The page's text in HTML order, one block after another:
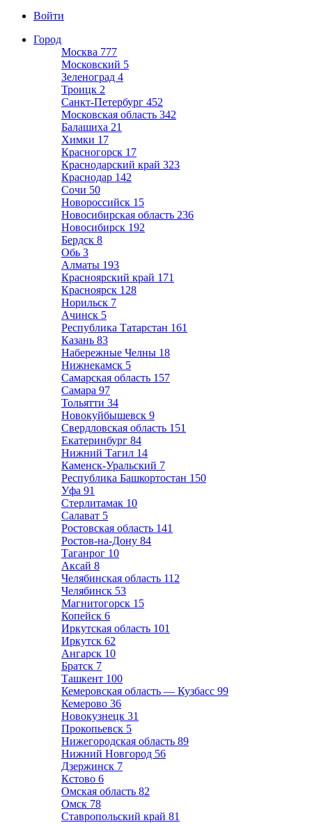
Войти
Город
Москва 777
Московский 5
Зеленоград 4
Троицк 2
Санкт-Петербург 452
Московская область 342
Балашиха 21
Химки 17
Красногорск 17
Краснодарский край 323
Краснодар 142
Сочи 50
Новороссийск 15
Новосибирская область 236
Новосибирск 192
Бердск 8
Обь 3
Алматы 193
Красноярский край 171
Красноярск 128
Норильск 7
Ачинск 5
Республика Татарстан 161
Казань 83
Набережные Челны 18
Нижнекамск 5
Самарская область 157
Самара 97
Тольятти 34
Новокуйбышевск 9
Свердловская область 151
Екатеринбург 84
Нижний Тагил 14
Каменск-Уральский 7
Республика Башкортостан 150
Уфа 91
Стерлитамак 10
Салават 5
Ростовская область 141
Ростов-на-Дону 84
Таганрог 10
Аксай 8
Челябинская область 112
Челябинск 53
Магнитогорск 15
Копейск 6
Иркутская область 101
Иркутск 62
Ангарск 10
Братск 7
Ташкент 100
Кемеровская область — Кузбасс 99
Кемерово 36
Новокузнецк 31
Прокопьевск 5
Нижегородская область 89
Нижний Новгород 56
Дзержинск 7
Кстово 6
Омская область 82
Омск 78
Ставропольский край 81